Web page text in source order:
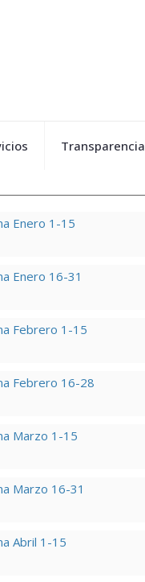
Transparencia
Enero 1-15
Enero 16-31
Febrero 1-15
Febrero 16-28
Marzo 1-15
Marzo 16-31
Abril 1-15